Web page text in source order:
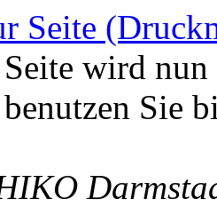
Seite
wird
Sie